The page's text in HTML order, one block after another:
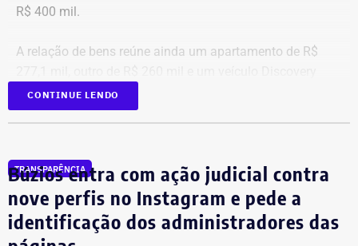
R$ 400 mil.
A relação de bens reúne ainda um apartamento de R$
D300, ano 2023, declarado por R$ 330 mil. Também
aparecem na lista cerca de R$ 177 mil em aplicações e
CONTINUE LENDO
TRANSPARÊNCIA
Búzios entra com ação judicial contra
nove perfis no Instagram e pede a
identificação dos administradores das